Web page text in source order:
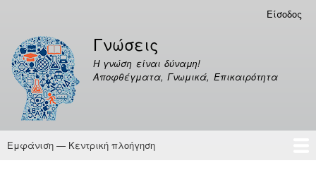
περιεχόμενο
λογαριασμού
χρήστη
Είσοδος
Γνώσεις
Η γνώση είναι δύναμη!
Αποφθέγματα, Γνωμικά, Επικαιρότητα
Κεντρική
Εμφάνιση — Κεντρική πλοήγηση